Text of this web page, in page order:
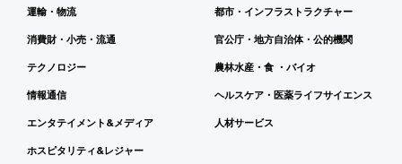
運輸・物流
消費財・小売・流通
テクノロジー
情報通信
エンタテイメント&メディア
ホスピタリティ&レジャー
都市・インフラストラクチャー
官公庁・地方自治体・公的機関
農林水産・食 ・バイオ
ヘルスケア・医薬ライフサイエンス
人材サービス